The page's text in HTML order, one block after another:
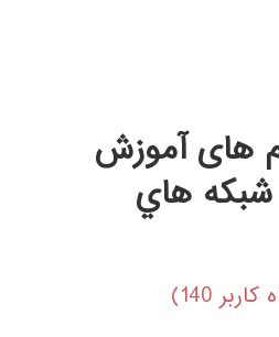
های آموزش
هاي
کاربر 140
)